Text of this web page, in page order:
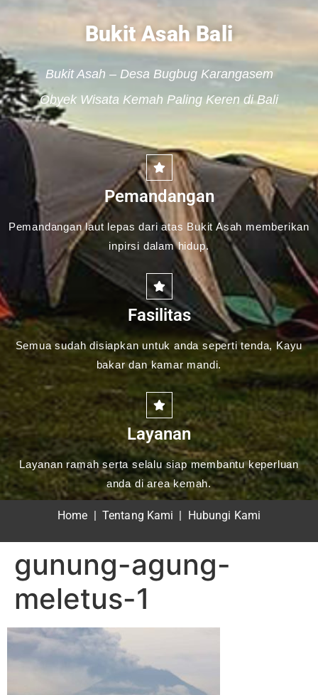
Bukit Asah Bali
Bukit Asah – Desa Bugbug Karangasem
Obyek Wisata Kemah Paling Keren di Bali
Pemandangan
Pemandangan laut lepas dari atas Bukit Asah memberikan
inpirsi dalam hidup.
Fasilitas
Semua sudah disiapkan untuk anda seperti tenda, Kayu
bakar dan kamar mandi.
Layanan
Layanan ramah serta selalu siap membantu keperluan
anda di area kemah.
Home Tentang Kami Hubungi Kami
gunung-agung-
meletus-1